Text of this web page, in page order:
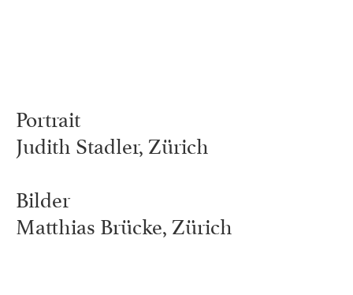
Portrait
Judith Stadler, Zürich
Bilder
Matthias Brücke, Zürich